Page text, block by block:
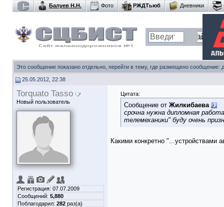
Балуев Н.Н. Фото РЖДТьюб Дневники
Это сообщение показано отдельно, перейти в тему, где размещено сообщение:
25.05.2012, 22:38
Torquato Tasso
Новый пользователь
Регистрация: 07.07.2009
Сообщений: 5,880
Поблагодарил: 282 раз(а)
Цитата:
Сообщение от Жилкибаева
срочна нужна дипломная
телемеханики" буду очень
Какими конкретно